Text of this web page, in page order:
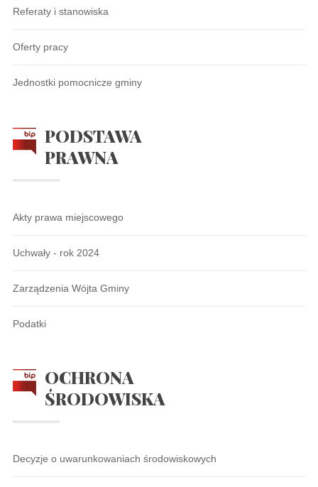
Referaty i stanowiska
Oferty pracy
Jednostki pomocnicze gminy
PODSTAWA
PRAWNA
Akty prawa miejscowego
Uchwały - rok 2024
Zarządzenia Wójta Gminy
Podatki
OCHRONA
ŚRODOWISKA
Decyzje o uwarunkowaniach środowiskowych